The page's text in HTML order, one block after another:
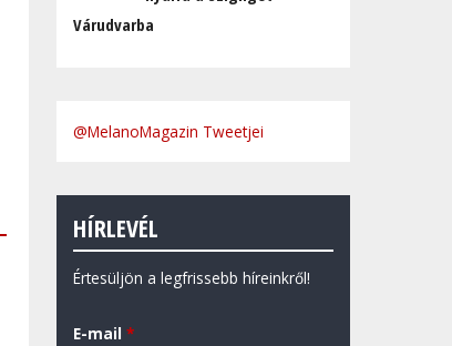
Várudvarba
@MelanoMagazin Tweetjei
HÍRLEVÉL
Értesüljön a legfrissebb híreinkről!
E-mail *